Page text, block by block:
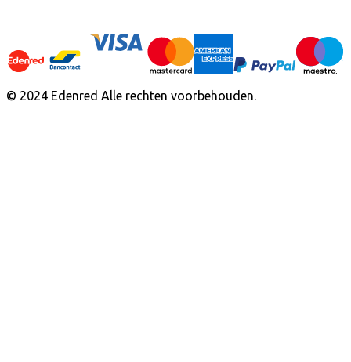
© 2024 Edenred Alle rechten voorbehouden.